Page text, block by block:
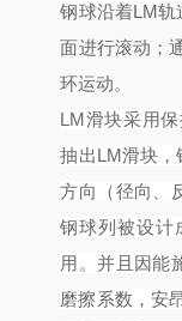
钢球沿着LM轨
面进行滚动；
环运动。
LM滑块采用
抽出LM滑块，
方向（径向、
钢球列被设计
用。并且因能
磨擦系数，安